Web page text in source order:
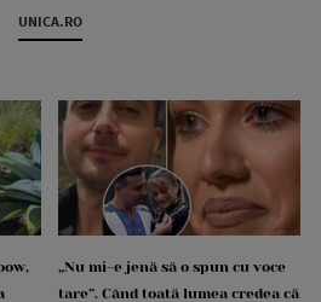
UNICA.RO
„Nu mi-e jenă să o spun cu voce
tare”. Când toată lumea credea că